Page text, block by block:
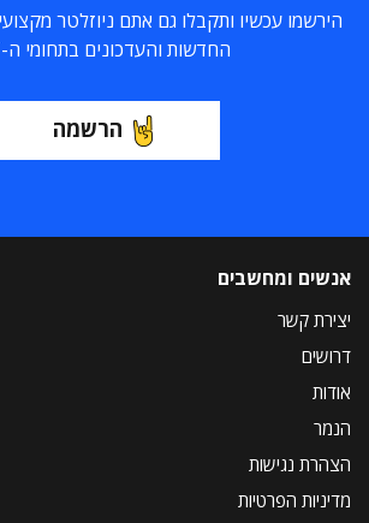
הירשמו עכשיו ותקבלו גם אתם ניוזלטר
החדשות והעדכונים בתחומי ה-ICT
הרשמה
אנשים ומחשבים
יצירת קשר
דרושים
אודות
הנמר
הצהרת נגישות
מדיניות הפרטיות